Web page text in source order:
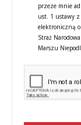
przeze mnie
ust. 1 ustawy
elektroniczną
Straż
Marszu